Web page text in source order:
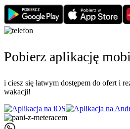
Pobierz aplikację
i ciesz się łatwym dostępem do ofert i
wakacji!